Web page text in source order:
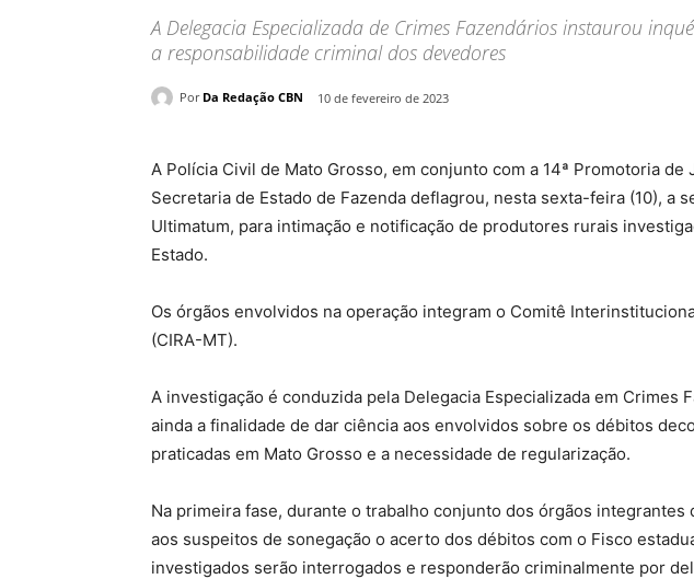
A Delegacia Especializada de Crimes Fazendários instaurou
a responsabilidade criminal dos devedores
Por Da Redação CBN 10 de fevereiro de 2023
A Polícia Civil de Mato Grosso, em conjunto com a 14ª Promotoria de
Secretaria de Estado de Fazenda deflagrou, nesta sexta-feira (10), a
Ultimatum, para intimação e notificação de produtores rurais
Estado.
Os órgãos envolvidos na operação integram o Comitê
(CIRA-MT).
A investigação é conduzida pela Delegacia Especializada em Crimes
ainda a finalidade de dar ciência aos envolvidos sobre os débitos
praticadas em Mato Grosso e a necessidade de regularização.
Na primeira fase, durante o trabalho conjunto dos órgãos integrantes
aos suspeitos de sonegação o acerto dos débitos com o Fisco
investigados serão interrogados e responderão criminalmente por